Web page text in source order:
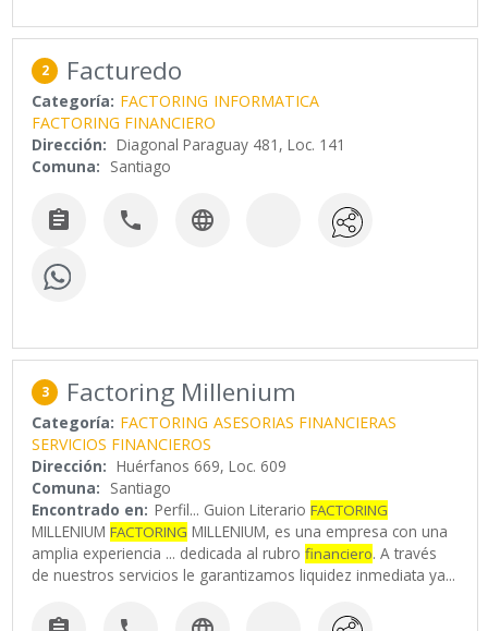
2 Facturedo
Categoría: FACTORING INFORMATICA
FACTORING FINANCIERO
Dirección: Diagonal Paraguay 481, Loc. 141
Comuna: Santiago
  
3 Factoring Millenium
Categoría: FACTORING ASESORIAS FINANCIERAS
SERVICIOS FINANCIEROS
Dirección: Huérfanos 669, Loc. 609
Comuna: Santiago
Encontrado en: Perfil... Guion LiterarioFACTORING
MILLENIUMFACTORING MILLENIUM, es una empresa con una
amplia experiencia ... dedicada al rubrofinanciero. A través
de nuestros servicios le garantizamos liquidez inmediata ya...